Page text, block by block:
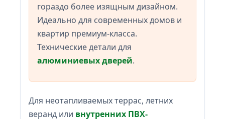
гораздо более изящным дизайном.
Идеально для современных домов и
квартир премиум-класса.
Технические детали для
алюминиевых дверей.
Для неотапливаемых террас, летних
веранд или внутренних ПВХ-